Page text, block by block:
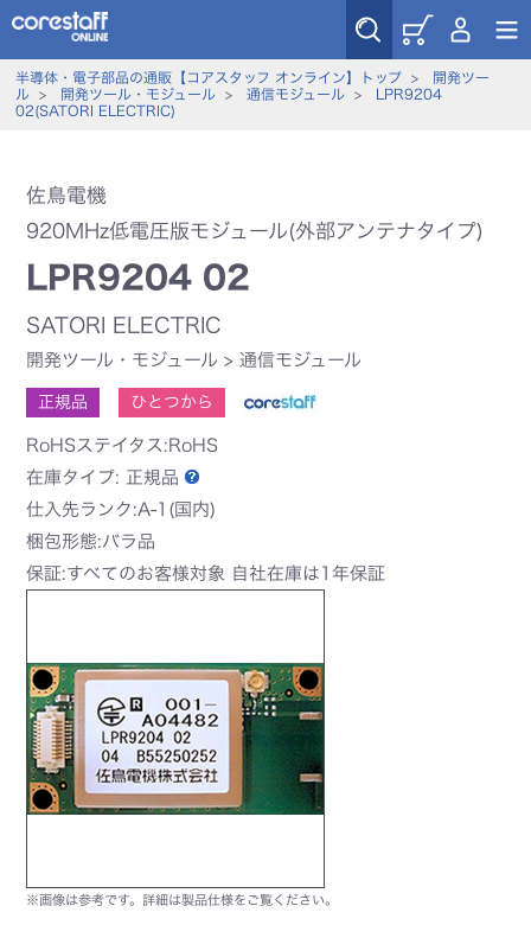
半導体・電子部品の通販【コアスタッフ オンライン】トップ>
開発ツー
ル> 開発ツール・モジュール> 通信モジュール>
LPR9204
02(SATORI ELECTRIC)
佐鳥電機
920MHz低電圧版モジュール(外部アンテナタイプ)
LPR9204 02
SATORI ELECTRIC
開発ツール・モジュール >通信モジュール
正規品 ひとつから
RoHSステイタス:RoHS
在庫タイプ: 正規品
仕入先ランク:A-1(国内)
梱包形態:バラ品
保証:すべてのお客様対象 自社在庫は1年保証
※画像は参考です。詳細は製品仕様をご覧ください。